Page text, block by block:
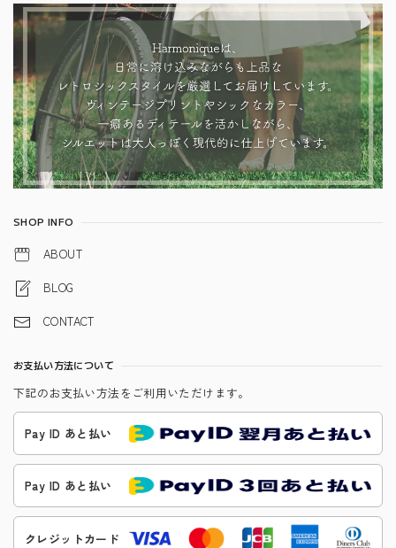
SHOP INFO
ABOUT
BLOG
CONTACT
お支払い方法について
下記のお支払い方法をご利用いただけます。
Pay ID あと払い
Pay ID あと払い
クレジットカード